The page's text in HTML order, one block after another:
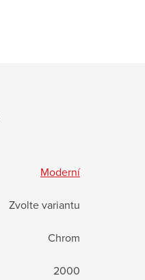
Moderní
Zvolte variantu
Chrom
2000